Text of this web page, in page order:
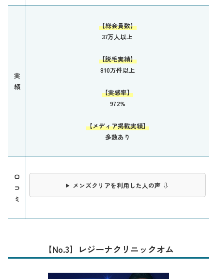
実
績
【総会員数】
37万人以上
【脱毛実績】
810万件以上
【実感率】
97.2%
【メディア掲載実績】
多数あり
口
コ
ミ
メンズクリアを利用した人の声 ⇩
【No.3】レジーナクリニックオム